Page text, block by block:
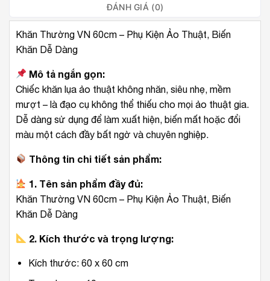
ĐÁNH GIÁ (0)
Khăn Thường VN 60cm – Phụ Kiện Ảo Thuật, Biến
Khăn Dễ Dàng
Mô tả ngắn gọn:
Chiếc khăn lụa ảo thuật không nhăn, siêu nhẹ, mềm
mượt – là đạo cụ không thể thiếu cho mọi ảo thuật gia.
Dễ dàng sử dụng để làm xuất hiện, biến mất hoặc đổi
màu một cách đầy bất ngờ và chuyên nghiệp.
Thông tin chi tiết sản phẩm:
1. Tên sản phẩm đầy đủ:
Khăn Thường VN 60cm – Phụ Kiện Ảo Thuật, Biến
Khăn Dễ Dàng
2. Kích thước và trọng lượng:
Kích thước: 60 x 60 cm